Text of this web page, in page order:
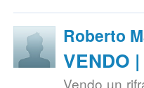
Roberto
VENDO
Vendo un